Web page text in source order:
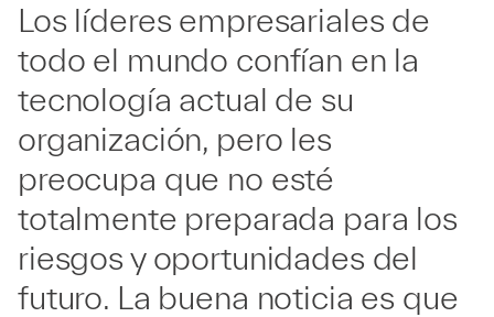
Los líderes empresariales de
todo el mundo confían en la
tecnología actual de su
organización, pero les
preocupa que no esté
totalmente preparada para los
riesgos y oportunidades del
futuro. La buena noticia es que